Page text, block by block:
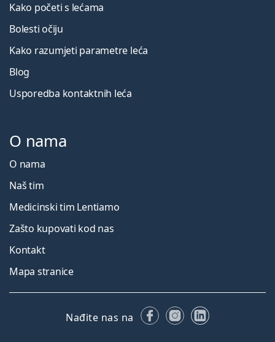
Kako početi s lećama
Bolesti očiju
Kako razumjeti parametre leća
Blog
Usporedba kontaktnih leća
O nama
O nama
Naš tim
Medicinski tim Lentiamo
Zašto kupovati kod nas
Kontakt
Mapa stranice
Nađite nas na FacebookuInstagramu
LinkedIn